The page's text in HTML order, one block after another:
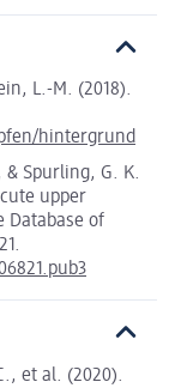
L.-M. (2018).
hintergrund
Spurling, G. K.
upper
Database of
et al. (2020).